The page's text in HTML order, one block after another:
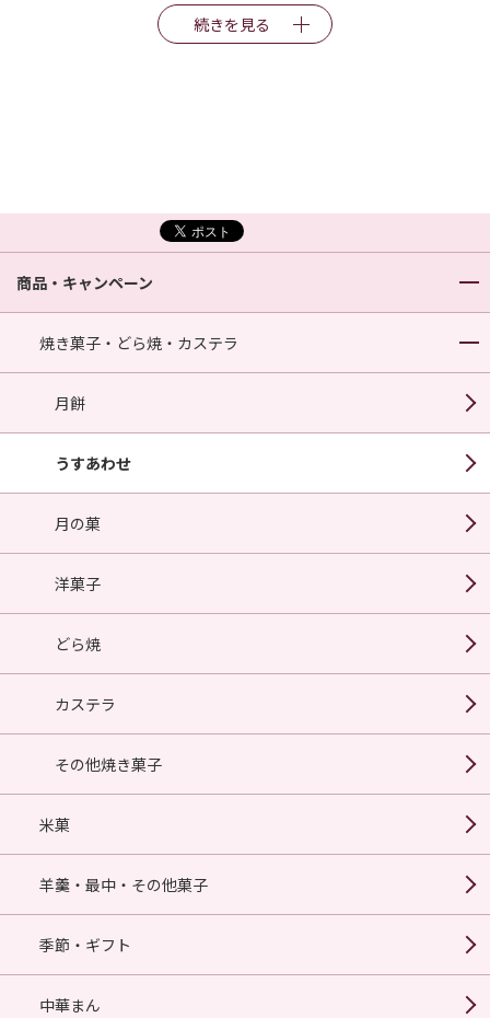
続きを見る
商品・キャンペーン
焼き菓子・どら焼・カステラ
月餅
うすあわせ
月の菓
洋菓子
どら焼
カステラ
その他焼き菓子
米菓
羊羹・最中・その他菓子
季節・ギフト
中華まん